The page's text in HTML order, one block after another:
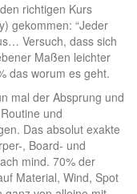
richtigen Kurs
gekommen: “Jeder
Versuch, dass sich
Maßen leichter
das worum es geht.
mal der Absprung und
und
Das absolut exakte
, Board- und
mind. 70% der
Material, Wind, Spot